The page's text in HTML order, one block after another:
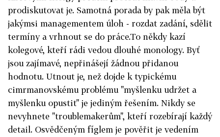
prodiskutovat je. Samotná porada by pak měla být
jakýmsi managementem úloh - rozdat zadání, sdělit
termíny a vrhnout se do práce.To někdy kazí
kolegové, kteří rádi vedou dlouhé monology. Byť
jsou zajímavé, nepřinášejí žádnou přidanou
hodnotu. Utnout je, než dojde k typickému
cimrmanovskému problému "myšlenku udržet a
myšlenku opustit" je jediným řešením. Nikdy se
nevyhnete "troublemakerům", kteří rozebírají každý
detail. Osvědčeným fíglem je pověřit je vedením